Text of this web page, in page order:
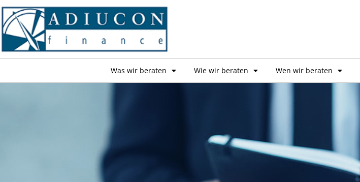
Was wir beraten Wie wir beraten Wen wir beraten